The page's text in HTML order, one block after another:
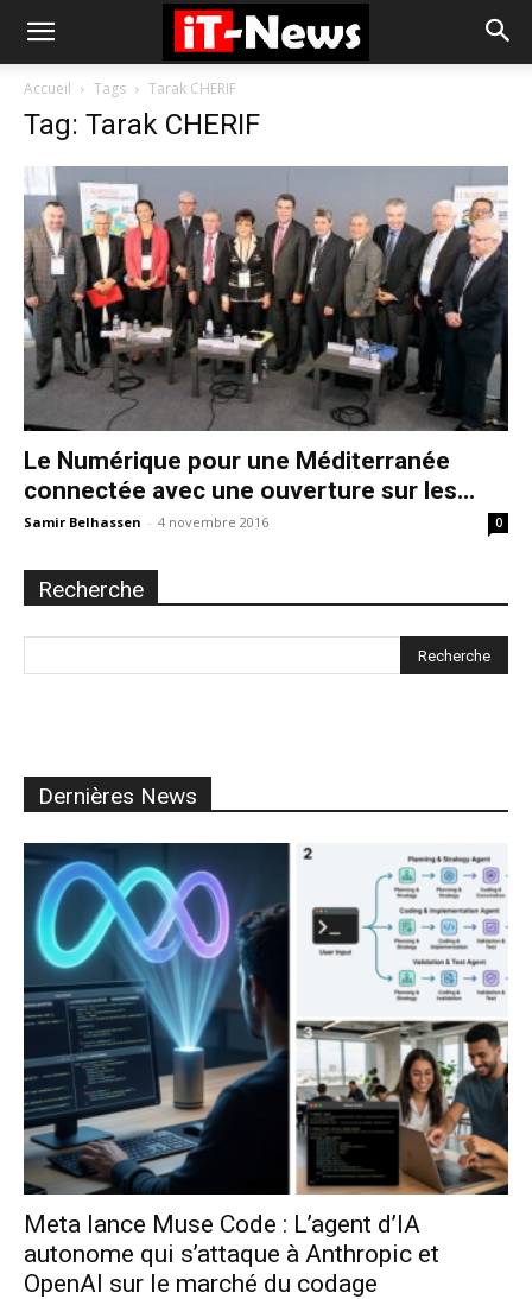
Accueil Tags Tarak CHERIF
Tag: Tarak CHERIF
Le Numérique pour une Méditerranée
connectée avec une ouverture sur les...
Samir Belhassen - 4 novembre 2016 0
Recherche
Dernières News
Meta lance Muse Code : L’agent d’IA
autonome qui s’attaque à Anthropic et
OpenAI sur le marché du codage